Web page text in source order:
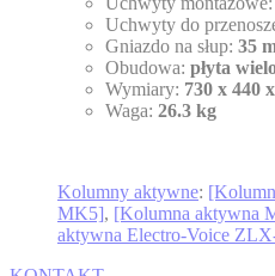
Uchwyty do
Gniazdo na słup: 35
Obudowa: płyta
Wymiary: 730 x 440
Waga: 26.3 kg
Kolumny aktywne:
MK5], [Kolumna aktywna
aktywna Electro-Voice